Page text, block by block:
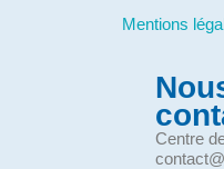
Mentions
Centre